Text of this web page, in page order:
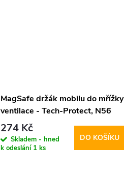
MagSafe držák mobilu do mřížky
ventilace - Tech-Protect, N56
274 Kč
Skladem - hned
k odeslání 1 ks
DO KOŠÍKU